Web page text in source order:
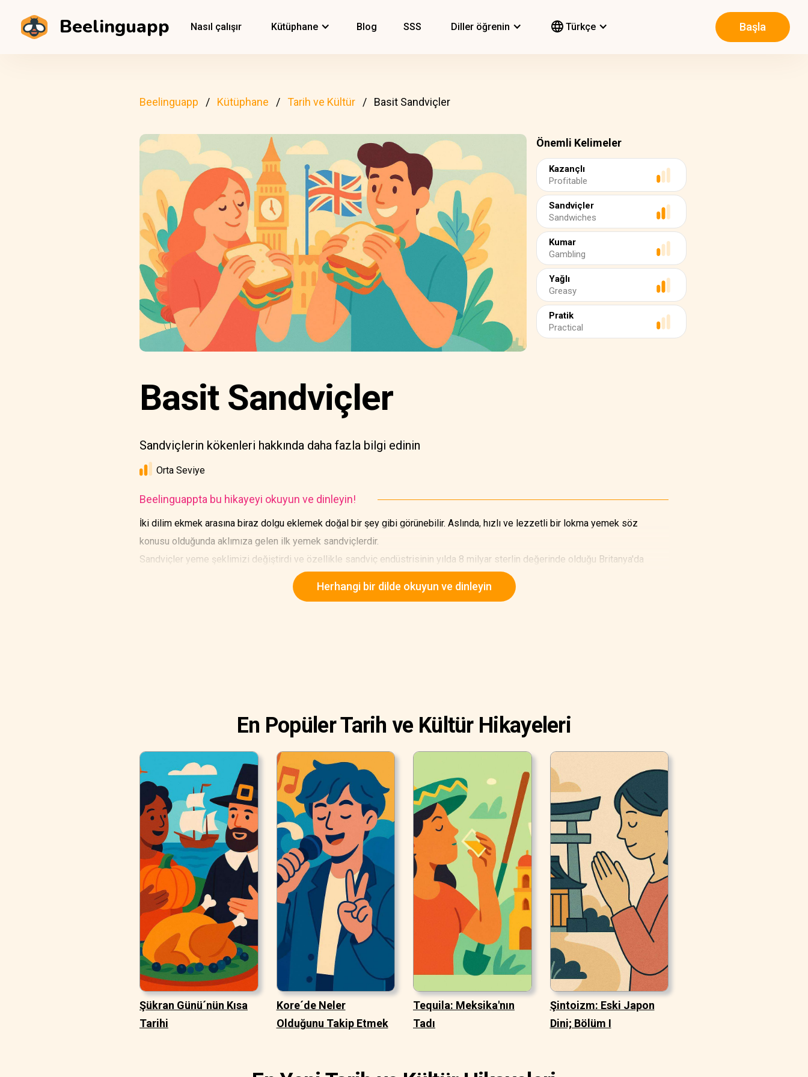
Beelinguapp Nasıl çalışır Kütüphane Blog SSS Diller öğrenin Türkçe Başla
Beelinguapp Kütüphane Tarih ve Kültür Basit Sandviçler
Önemli Kelimeler
Kazançlı
Profitable
Sandviçler
Sandwiches
Kumar
Gambling
Yağlı
Greasy
Pratik
Practical
Basit Sandviçler
Sandviçlerin kökenleri hakkında daha fazla bilgi edinin
Orta Seviye
Beelinguappta bu hikayeyi okuyun ve dinleyin!
İki dilim ekmek arasına biraz dolgu eklemek doğal bir şey gibi görünebilir. Aslında, hızlı ve lezzetli bir lokma yemek söz
konusu olduğunda aklımıza gelen ilk yemek sandviçlerdir.
Sandviçler yeme şeklimizi değiştirdi ve özellikle sandviç endüstrisinin yılda 8 milyar sterlin değerinde olduğu Britanya'da
Herhangi bir dilde okuyun ve dinleyin
En Popüler Tarih ve Kültür Hikayeleri
Şükran Günü´nün Kısa
Tarihi
Kore´de Neler
Olduğunu Takip Etmek
Tequila: Meksika'nın
Tadı
Şintoizm: Eski Japon
Dini; Bölüm I